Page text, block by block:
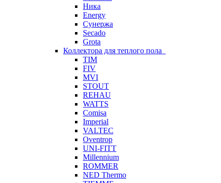
Ника
Energy
Сунержа
Secado
Grota
Коллектора для теплого пола
TIM
FIV
MVI
STOUT
REHAU
WATTS
Comisa
Imperial
VALTEC
Oventrop
UNI-FITT
Millennium
ROMMER
NED Thermo